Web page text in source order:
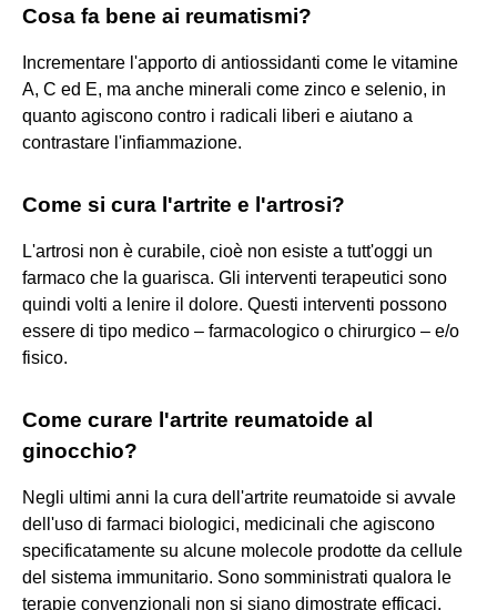
Cosa fa bene ai reumatismi?
Incrementare l'apporto di antiossidanti come le vitamine
A, C ed E, ma anche minerali come zinco e selenio, in
quanto agiscono contro i radicali liberi e aiutano a
contrastare l'infiammazione.
Come si cura l'artrite e l'artrosi?
L'artrosi non è curabile, cioè non esiste a tutt'oggi un
farmaco che la guarisca. Gli interventi terapeutici sono
quindi volti a lenire il dolore. Questi interventi possono
essere di tipo medico – farmacologico o chirurgico – e/o
fisico.
Come curare l'artrite reumatoide al
ginocchio?
Negli ultimi anni la cura dell'artrite reumatoide si avvale
dell'uso di farmaci biologici, medicinali che agiscono
specificatamente su alcune molecole prodotte da cellule
del sistema immunitario. Sono somministrati qualora le
terapie convenzionali non si siano dimostrate efficaci.